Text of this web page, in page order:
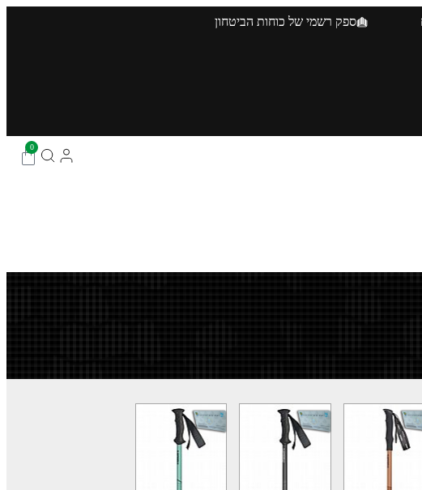
ספק רשמי של כוחות הביטחון
0